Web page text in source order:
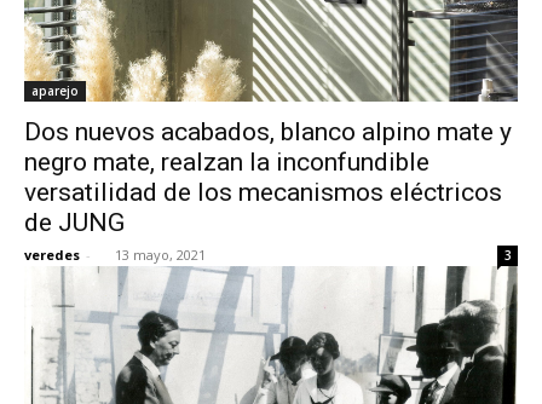
aparejo
Dos nuevos acabados, blanco alpino mate y
negro mate, realzan la inconfundible
versatilidad de los mecanismos eléctricos
de JUNG
veredes - 13 mayo, 2021 3